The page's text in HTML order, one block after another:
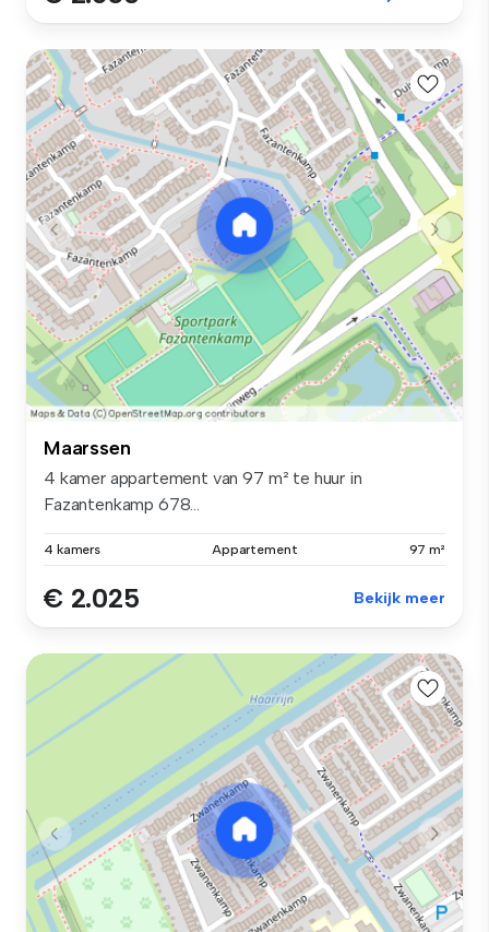
Maarssen
4 kamer appartement van 97 m² te huur in
Fazantenkamp 678...
4 kamers Appartement 97 m²
€ 2.025 Bekijk meer